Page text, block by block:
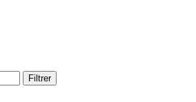
Filtrer